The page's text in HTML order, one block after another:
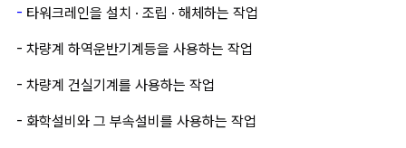
- 타워크레인을 설치 · 조립 · 해체하는 작업
- 차량계 하역운반기계등을 사용하는 작업
- 차량계 건실기계를 사용하는 작업
- 화학설비와 그 부속설비를 사용하는 작업